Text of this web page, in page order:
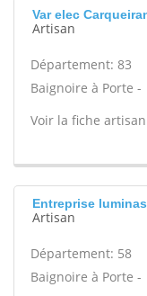
Var elec
Artisan
Département: 83
Baignoire à Porte -
Voir la fiche
Entreprise
Artisan
Département: 58
Baignoire à Porte -